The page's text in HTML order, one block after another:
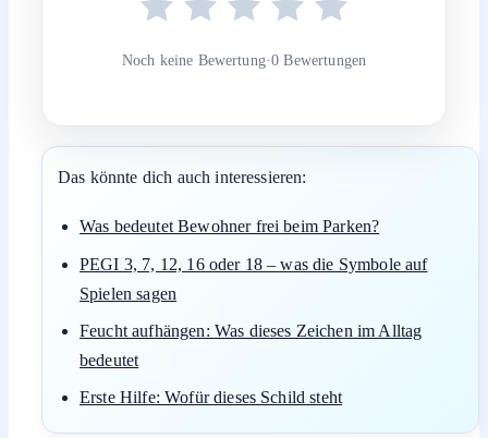
Noch keine Bewertung·0 Bewertungen
Das könnte dich auch interessieren:
Was bedeutet Bewohner frei beim Parken?
PEGI 3, 7, 12, 16 oder 18 – was die Symbole auf
Spielen sagen
Feucht aufhängen: Was dieses Zeichen im Alltag
bedeutet
Erste Hilfe: Wofür dieses Schild steht